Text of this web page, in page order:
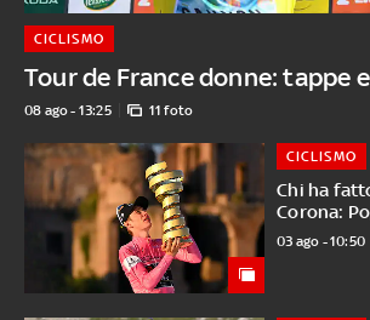
Tour de France donne: tappe
CICLISMO
08 ago - 13:25 11 foto
Chi ha
Corona:
CICLISMO
03 ago - 10:50